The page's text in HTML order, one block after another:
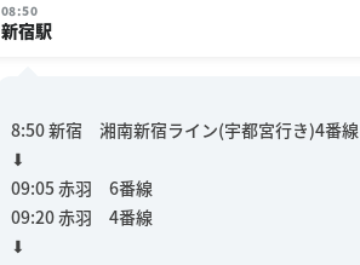
08:50
新宿駅
8:50 新宿 湘南新宿ライン(宇都宮行き)4番線
⬇︎
09:05 赤羽 6番線
09:20 赤羽 4番線
⬇︎